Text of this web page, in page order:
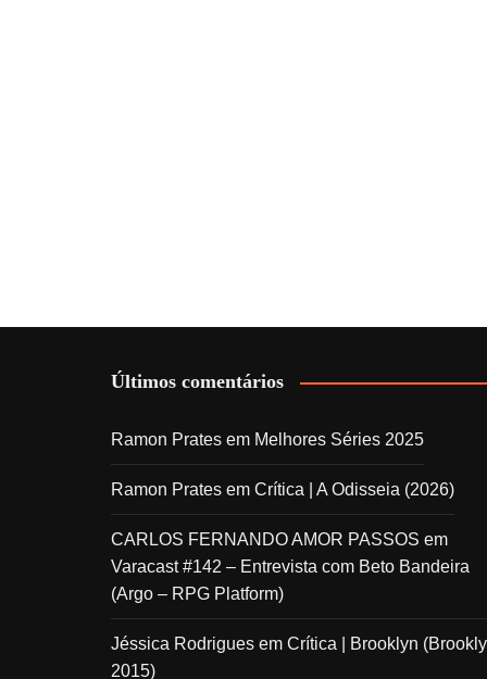
Últimos comentários
Ramon Prates em Melhores Séries 2025
Ramon Prates em Crítica | A Odisseia (2026)
CARLOS FERNANDO AMOR PASSOS em
Varacast #142 – Entrevista com Beto Bandeira
(Argo – RPG Platform)
Jéssica Rodrigues em Crítica | Brooklyn
2015)